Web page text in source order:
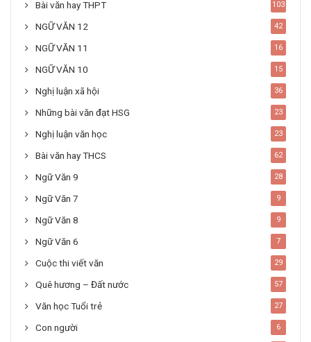
Bài văn hay THPT 103
NGỮ VĂN 12 42
NGỮ VĂN 11 16
NGỮ VĂN 10 15
Nghị luận xã hội 36
Những bài văn đạt HSG 23
Nghị luận văn học 23
Bài văn hay THCS 62
Ngữ Văn 9 28
Ngữ Văn 7 9
Ngữ Văn 8 9
Ngữ Văn 6 7
Cuộc thi viết văn 29
Quê hương – Đất nước 57
Văn học Tuổi trẻ 27
Con người 6